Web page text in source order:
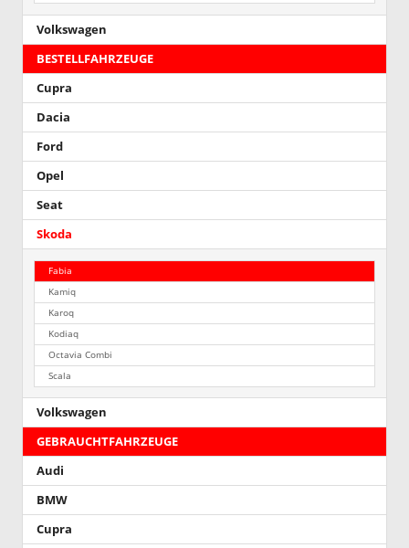
Volkswagen
BESTELLFAHRZEUGE
Cupra
Dacia
Ford
Opel
Seat
Skoda
Fabia
Kamiq
Karoq
Kodiaq
Octavia Combi
Scala
Volkswagen
GEBRAUCHTFAHRZEUGE
Audi
BMW
Cupra